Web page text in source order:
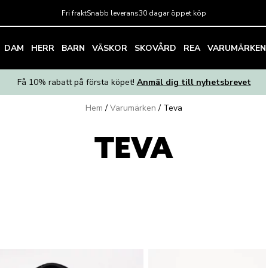
Fri fraktSnabb leverans30 dagar öppet köp
DAM HERR BARN VÄSKOR SKOVÅRD REA VARUMÄRKEN
Få 10% rabatt på första köpet! Anmäl dig till nyhetsbrevet
Hem / Varumärken / Teva
TEVA